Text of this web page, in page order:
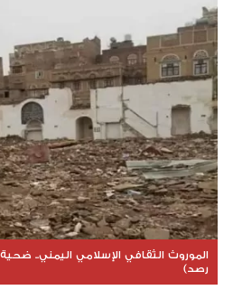
الموروث الثقافي الإسلامي اليمني..
رصد)